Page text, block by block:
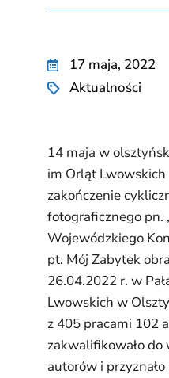
17 maja, 2022
Aktualności
14 maja w
im Orląt Lwowskich
zakończenie
fotograficznego pn.
Wojewódzkiego
pt. Mój Zabytek
26.04.2022 r. w
Lwowskich w
z 405 pracami 102
zakwalifikowało
autorów i